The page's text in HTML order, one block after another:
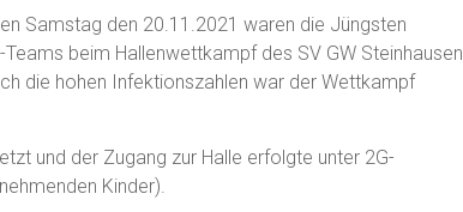
Samstag den 20.11.2021 waren die Jüngsten
Teams beim Hallenwettkampf des SV GW Steinhausen
die hohen Infektionszahlen war der Wettkampf
und der Zugang zur Halle erfolgte unter 2G-
Kinder).